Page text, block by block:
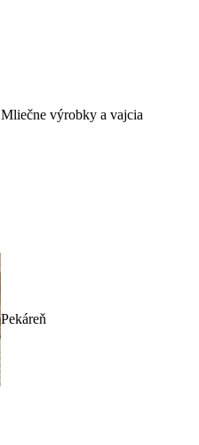
Mliečne výrobky a vajcia
Pekáreň